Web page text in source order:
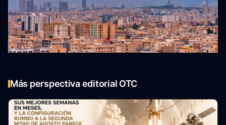
Más perspectiva editorial OTC